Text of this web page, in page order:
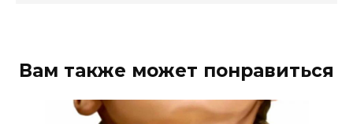
Вам также может понравиться